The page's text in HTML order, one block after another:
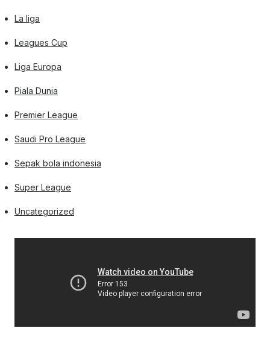
La liga
Leagues Cup
Liga Europa
Piala Dunia
Premier League
Saudi Pro League
Sepak bola indonesia
Super League
Uncategorized